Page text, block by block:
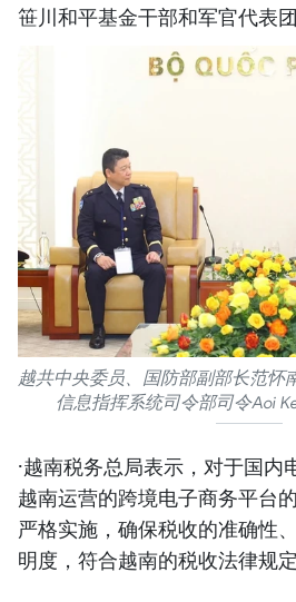
笹川和平基金干部和军官代表团
越共中央委员、国防部副部长范怀
信息指挥系统司令部司令Aoi
·越南税务总局表示，对于国内
越南运营的跨境电子商务平台
严格实施，确保税收的准确性
明度，符合越南的税收法律规定